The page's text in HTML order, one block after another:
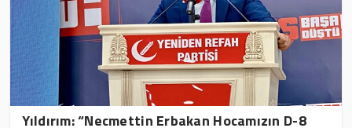
Yıldırım: “Necmettin Erbakan Hocamızın D-8